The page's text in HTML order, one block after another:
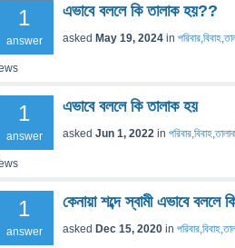
1
answer
এভাবে বললে কি তালাক হয়??
asked May 19, 2024 in
1
answer
এভাবে বললে কি তালাক হয়
asked Jun 1, 2022 in
1
answer
কেনায়া শব্দে স্বামী এভাবে বললে
asked Dec 15, 2020 in